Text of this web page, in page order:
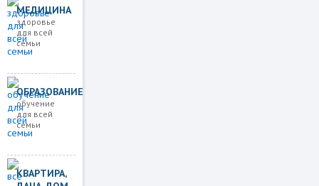
МЕДИЦИНА
здоровье
для всей
семьи
ОБРАЗОВАНИЕ
обучение
для всей
семьи
КВАРТИРА,